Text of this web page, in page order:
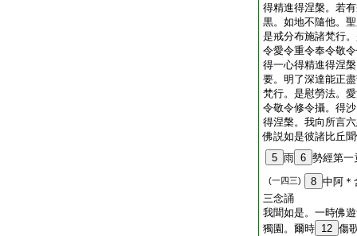
得精進得涅槃。若
黒。如地不隨他。
是戒分布施諸梵行
令愛令重令奉令敬
得一心得精進得涅
要。明了深達能正
梵行。是慰勞法。
令敬令修令攝。得
得涅槃。我向所言
佛説如是彼諸比丘
5 雨 6 勢經第一
(一四三) 8 中阿＊
三念誦
我聞如是。一時佛
獨園。爾時 12 傷